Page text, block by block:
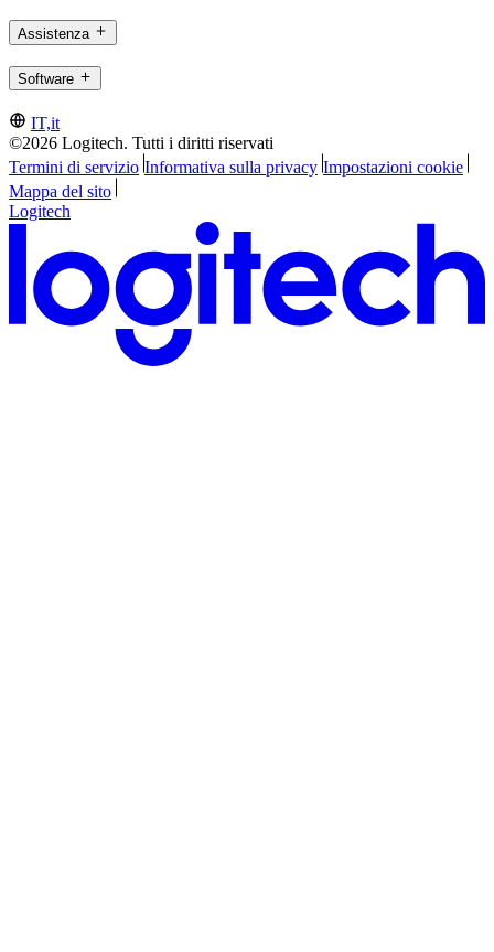
Assistenza
Software
IT,it
©2026 Logitech. Tutti i diritti riservati
Termini di servizio Informativa sulla privacy Impostazioni cookie
Mappa del sito
Logitech